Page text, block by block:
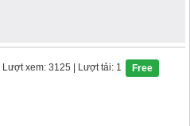
| Lượt xem: 3125 | Lượt tải: 1 Free